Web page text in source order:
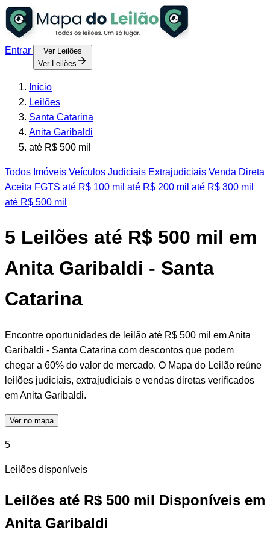
Entrar
Ver Leilões
Ver Leilões
Início
Leilões
Santa Catarina
Anita Garibaldi
até R$ 500 mil
Todos Imóveis Veículos Judiciais Extrajudiciais Venda Direta
Aceita FGTS até R$ 100 mil até R$ 200 mil até R$ 300 mil
até R$ 500 mil
5 Leilões até R$ 500 mil em
Anita Garibaldi - Santa
Catarina
Encontre oportunidades de leilão até R$ 500 mil em Anita
Garibaldi - Santa Catarina com descontos que podem
chegar a 60% do valor de mercado. O Mapa do Leilão reúne
leilões judiciais, extrajudiciais e vendas diretas verificados
em Anita Garibaldi.
Ver no mapa
5
Leilões disponíveis
Leilões até R$ 500 mil Disponíveis em
Anita Garibaldi